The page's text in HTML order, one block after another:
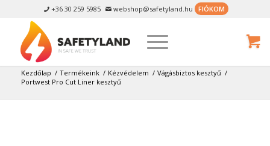
 +36 30 259 5985  webshop@safetyland.hu FIÓKOM
Kezdőlap / Termékeink / Kézvédelem / Vágásbiztos kesztyű /
Portwest Pro Cut Liner kesztyű